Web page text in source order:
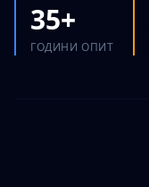
35+
ГОДИНИ ОПИТ